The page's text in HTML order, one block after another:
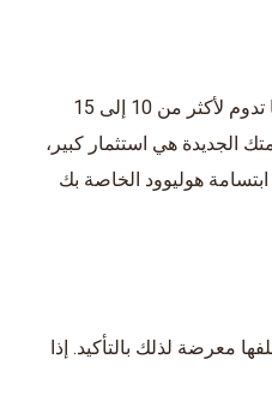
قشور السيراميك وفينير النانو الفاخرة مقاومة للغاية للتصبغات ومتينة بشكل لا يصدق، وغالباً ما تدوم لأكثر من 10 إلى 15
الجديدة هي استثمار كبير،
هوليوود الخاصة بك
معرضة لذلك بالتأكيد. إذا